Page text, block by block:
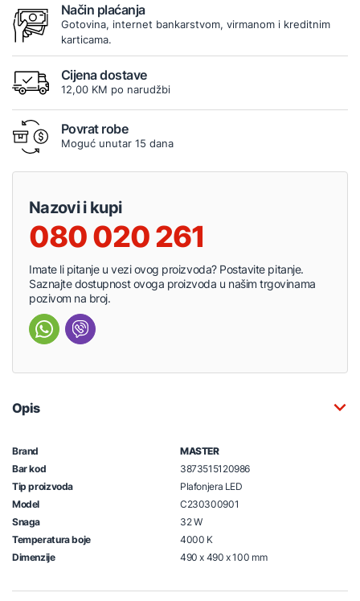
Način plaćanja
Gotovina, internet bankarstvom, virmanom i kreditnim
karticama.
Cijena dostave
12,00 KM po narudžbi
Povrat robe
Moguć unutar 15 dana
Nazovi i kupi
080 020 261
Imate li pitanje u vezi ovog proizvoda? Postavite pitanje.
Saznajte dostupnost ovoga proizvoda u našim trgovinama
pozivom na broj.
Opis
Brand
MASTER
Bar kod
3873515120986
Tip proizvoda
Plafonjera LED
Model
C230300901
Snaga
32 W
Temperatura boje
4000 K
Dimenzije
490 x 490 x 100 mm